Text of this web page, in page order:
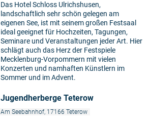
Das Hotel Schloss Ulrichshusen,
landschaftlich sehr schön gelegen am
eigenen See, ist mit seinem großen Festsaal
ideal geeignet für Hochzeiten, Tagungen,
Seminare und Veranstaltungen jeder Art. Hier
schlägt auch das Herz der Festspiele
Mecklenburg-Vorpommern mit vielen
Konzerten und namhaften Künstlern im
Sommer und im Advent.
Jugendherberge Teterow
Am Seebahnhof, 17166 Teterow